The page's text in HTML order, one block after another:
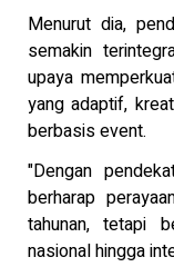
Menurut dia,
semakin
upaya
yang adaptif,
berbasis event.
"Dengan
berharap
tahunan, tetapi
nasional hingga